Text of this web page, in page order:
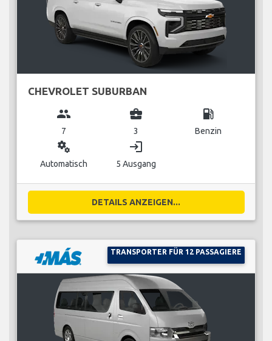
CHEVROLET SUBURBAN
group
7
business_center
3
local_gas_station
Benzin
miscellaneous_services
Automatisch
login
5 Ausgang
DETAILS ANZEIGEN...
TRANSPORTER FÜR 12 PASSAGIERE